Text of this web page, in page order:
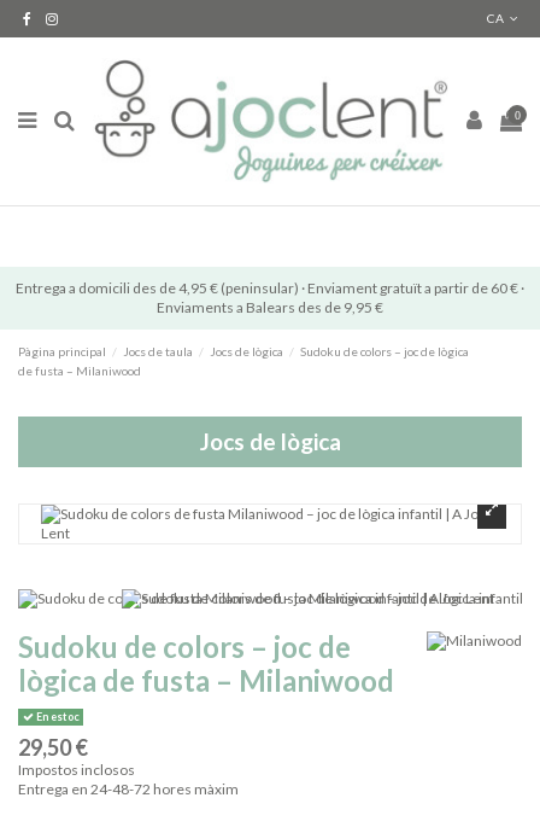
CA
0
Entrega a domicili des de 4,95 € (peninsular) · Enviament gratuït a partir de 60 € ·
Enviaments a Balears des de 9,95 €
Pàgina principal Jocs de taula Jocs de lògica
Sudoku de colors – joc de lògica
de fusta – Milaniwood
Jocs de lògica
Sudoku de colors – joc de
lògica de fusta – Milaniwood
En estoc
29,50 €
Impostos inclosos
Entrega en 24-48-72 hores màxim